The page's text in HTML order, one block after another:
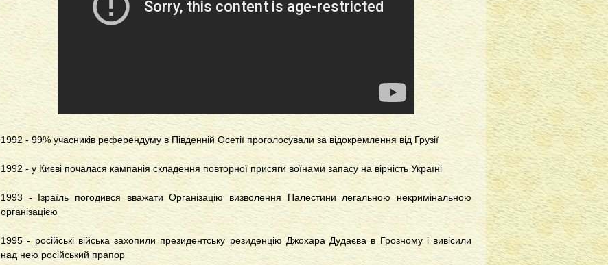
1992 - 99% учасників референдуму в Південній Осетії проголосували за відокремлення від Грузії
1992 - у Києві почалася кампанія складення повторної присяги воїнами запасу на вірність Україні
1993 - Ізраїль погодився вважати Організацію визволення Палестини легальною некримінальною
організацією
1995 - російські війська захопили президентську резиденцію Джохара Дудаєва в Грозному і вивісили
над нею російський прапор